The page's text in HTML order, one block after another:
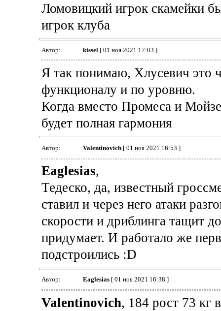
Ломовицкий игрок скамейки
игрок клуба
Автор: kissel [ 01 ноя 2021 17:03 ]
Я так понимаю, Хлусевич это
функционалу и по уровню.
Когда вместо Промеса и
будет полная гармония
Автор: Valentinovich[ 01 ноя 2021 16:53 ]
Eaglesias,
Тедеско, да, известный
ставил и через него атаки
скорости и дриблинга тащит
придумает. И работало же
подстроились :D
Автор: Eaglesias[ 01 ноя 2021 16:38 ]
Valentinovich, 184 рост 73 кг